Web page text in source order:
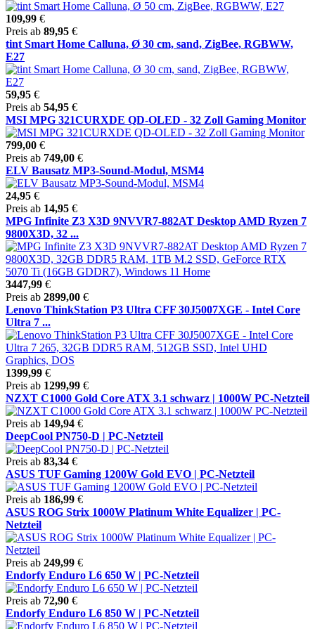
109,99 €
Preis ab 89,95 €
tint Smart Home Calluna, Ø 30 cm, sand, ZigBee, RGBWW,
E27
59,95 €
Preis ab 54,95 €
MSI MPG 321CURXDE QD-OLED - 32 Zoll Gaming Monitor
799,00 €
Preis ab 749,00 €
ELV Bausatz MP3-Sound-Modul, MSM4
24,95 €
Preis ab 14,95 €
MPG Infinite Z3 X3D 9NVVR7-882AT Desktop AMD Ryzen 7
9800X3D, 32 ...
3447,99 €
Preis ab 2899,00 €
Lenovo ThinkStation P3 Ultra CFF 30J5007XGE - Intel Core
Ultra 7 ...
1399,99 €
Preis ab 1299,99 €
NZXT C1000 Gold Core ATX 3.1 schwarz | 1000W PC-Netzteil
Preis ab 149,94 €
DeepCool PN750-D | PC-Netzteil
Preis ab 83,34 €
ASUS TUF Gaming 1200W Gold EVO | PC-Netzteil
Preis ab 186,99 €
ASUS ROG Strix 1000W Platinum White Equalizer | PC-
Netzteil
Preis ab 249,99 €
Endorfy Enduro L6 650 W | PC-Netzteil
Preis ab 72,90 €
Endorfy Enduro L6 850 W | PC-Netzteil